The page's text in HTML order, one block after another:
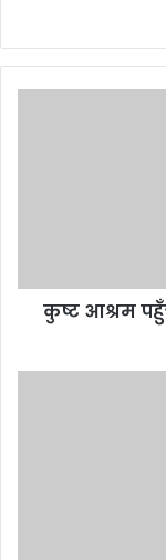
कुष्ट आश्रम